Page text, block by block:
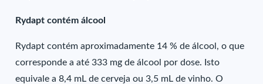
Rydapt contém álcool
Rydapt contém aproximadamente 14 % de álcool, o que
corresponde a até 333 mg de álcool por dose. Isto
equivale a 8,4 mL de cerveja ou 3,5 mL de vinho. O